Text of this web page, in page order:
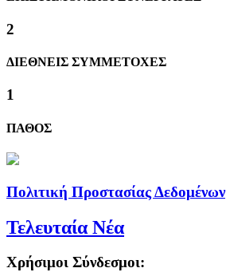
2
ΔΙΕΘΝΕΙΣ ΣΥΜΜΕΤΟΧΕΣ
1
ΠΑΘΟΣ
Πολιτική Προστασίας Δεδομένων
Τελευταία Νέα
Χρήσιμοι Σύνδεσμοι: